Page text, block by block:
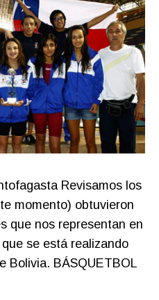
Revisamos los
momento) obtuvieron
que nos representan en
se está realizando
Bolivia. BÁSQUETBOL